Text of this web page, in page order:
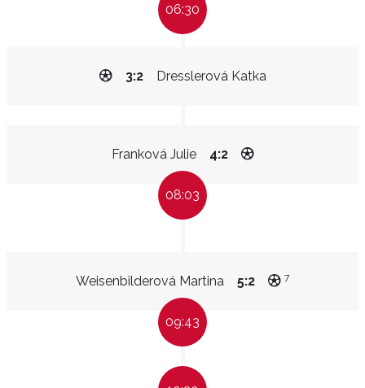
06:30
Dresslerová Katka
3:2
Franková Julie 4:2
08:03
Weisenbilderová Martina 5:2 7
09:43